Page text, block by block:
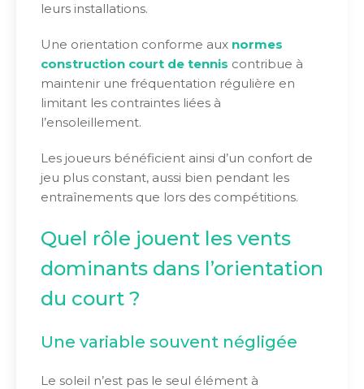
leurs installations.
Une orientation conforme aux normes
construction court de tennis contribue à
maintenir une fréquentation régulière en
limitant les contraintes liées à
l’ensoleillement.
Les joueurs bénéficient ainsi d’un confort de
jeu plus constant, aussi bien pendant les
entraînements que lors des compétitions.
Quel rôle jouent les vents
dominants dans l’orientation
du court ?
Une variable souvent négligée
Le soleil n’est pas le seul élément à